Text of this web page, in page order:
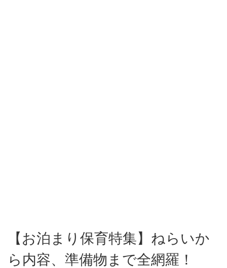
【お泊まり保育特集】ねらいか
ら内容、準備物まで全網羅！